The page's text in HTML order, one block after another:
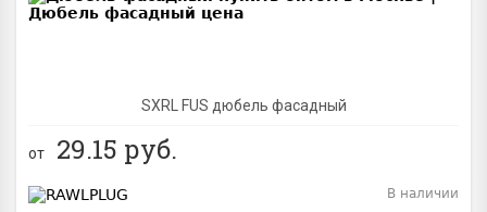
SXRL FUS дюбель фасадный
от 29.15 руб.
В наличии